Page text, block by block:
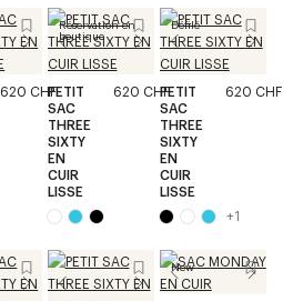
620 CHF
Réservation en
boutique
PETIT
SAC
THREE
SIXTY
EN
CUIR
LISSE
620 CHF
Défilé
PETIT
SAC
THREE
SIXTY
EN
CUIR
LISSE
620 CHF
+1
New